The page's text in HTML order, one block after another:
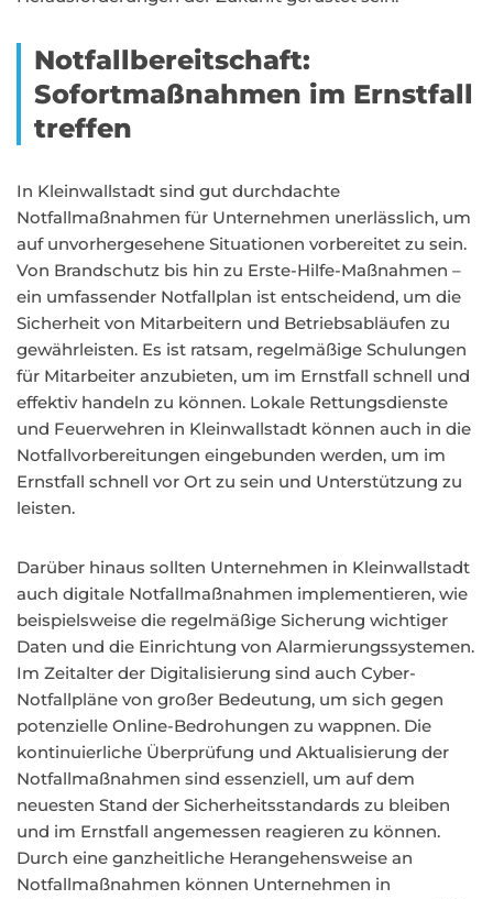
Notfallbereitschaft:
Sofortmaßnahmen im Ernstfall
treffen
In Kleinwallstadt sind gut durchdachte
Notfallmaßnahmen für Unternehmen unerlässlich, um
auf unvorhergesehene Situationen vorbereitet zu sein.
Von Brandschutz bis hin zu Erste-Hilfe-Maßnahmen –
ein umfassender Notfallplan ist entscheidend, um die
Sicherheit von Mitarbeitern und Betriebsabläufen zu
gewährleisten. Es ist ratsam, regelmäßige Schulungen
für Mitarbeiter anzubieten, um im Ernstfall schnell und
effektiv handeln zu können. Lokale Rettungsdienste
und Feuerwehren in Kleinwallstadt können auch in die
Notfallvorbereitungen eingebunden werden, um im
Ernstfall schnell vor Ort zu sein und Unterstützung zu
leisten.
Darüber hinaus sollten Unternehmen in Kleinwallstadt
auch digitale Notfallmaßnahmen implementieren, wie
beispielsweise die regelmäßige Sicherung wichtiger
Daten und die Einrichtung von Alarmierungssystemen.
Im Zeitalter der Digitalisierung sind auch Cyber-
Notfallpläne von großer Bedeutung, um sich gegen
potenzielle Online-Bedrohungen zu wappnen. Die
kontinuierliche Überprüfung und Aktualisierung der
Notfallmaßnahmen sind essenziell, um auf dem
neuesten Stand der Sicherheitsstandards zu bleiben
und im Ernstfall angemessen reagieren zu können.
Durch eine ganzheitliche Herangehensweise an
Notfallmaßnahmen können Unternehmen in